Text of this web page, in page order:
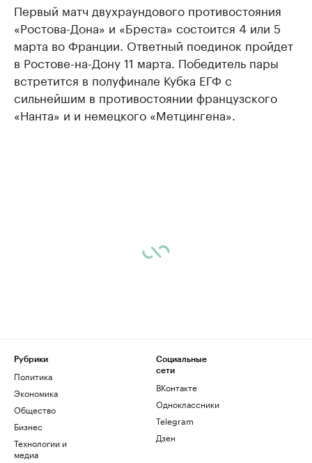
Первый матч двухраундового противостояния
«Ростова-Дона» и «Бреста» состоится 4 или 5
марта во Франции. Ответный поединок пройдет
в Ростове-на-Дону 11 марта. Победитель пары
встретится в полуфинале Кубка ЕГФ с
сильнейшим в противостоянии французского
«Нанта» и и немецкого «Метцингена».
Рубрики
Политика
Экономика
Общество
Бизнес
Технологии и
медиа
Социальные
сети
ВКонтакте
Одноклассники
Telegram
Дзен